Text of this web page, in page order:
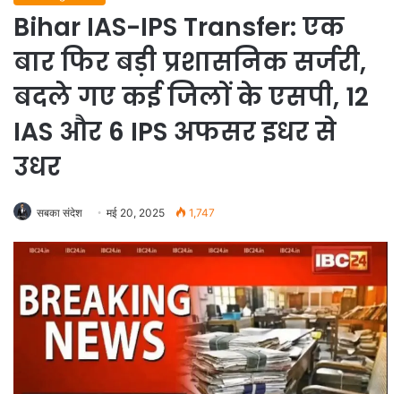
Bihar IAS-IPS Transfer: एक
बार फिर बड़ी प्रशासनिक सर्जरी,
बदले गए कई जिलों के एसपी, 12
IAS और 6 IPS अफसर इधर से
उधर
सबका संदेश मई 20, 2025 1,747